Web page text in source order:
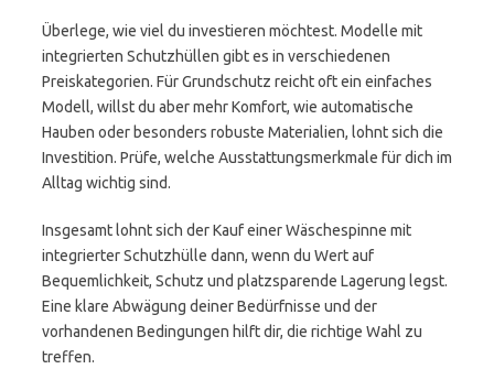
Überlege, wie viel du investieren möchtest. Modelle mit
integrierten Schutzhüllen gibt es in verschiedenen
Preiskategorien. Für Grundschutz reicht oft ein einfaches
Modell, willst du aber mehr Komfort, wie automatische
Hauben oder besonders robuste Materialien, lohnt sich die
Investition. Prüfe, welche Ausstattungsmerkmale für dich im
Alltag wichtig sind.
Insgesamt lohnt sich der Kauf einer Wäschespinne mit
integrierter Schutzhülle dann, wenn du Wert auf
Bequemlichkeit, Schutz und platzsparende Lagerung legst.
Eine klare Abwägung deiner Bedürfnisse und der
vorhandenen Bedingungen hilft dir, die richtige Wahl zu
treffen.